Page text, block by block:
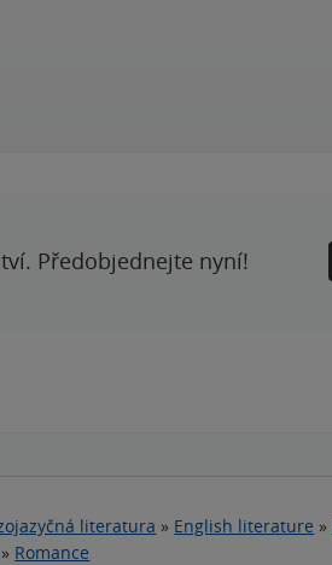
Předobjednejte nyní!
literatura » English literature »
» Romance